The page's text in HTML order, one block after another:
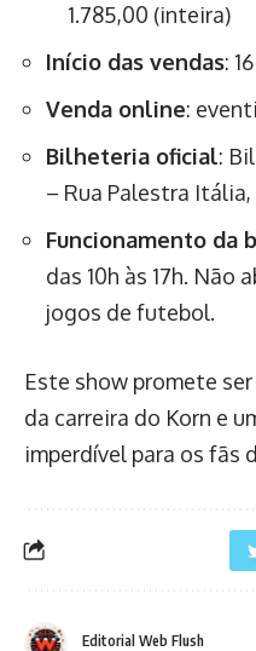
1.785,00 (inteira)
Início das vendas:
Venda online:
Bilheteria oficial:
– Rua Palestra Itália,
Funcionamento da
das 10h às 17h. Não
jogos de futebol.
Este show promete
da carreira do Korn e
imperdível para os fãs
Editorial Web Flush